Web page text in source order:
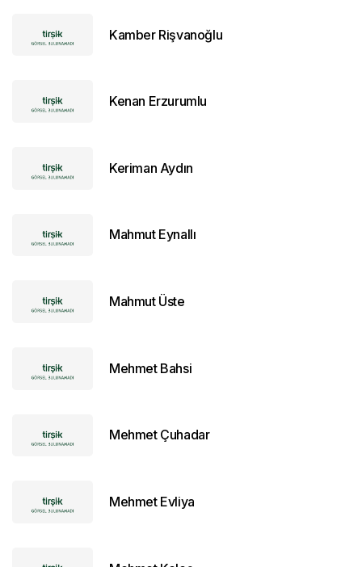
Kamber Rişvanoğlu
Kenan Erzurumlu
Keriman Aydın
Mahmut Eynallı
Mahmut Üste
Mehmet Bahsi
Mehmet Çuhadar
Mehmet Evliya